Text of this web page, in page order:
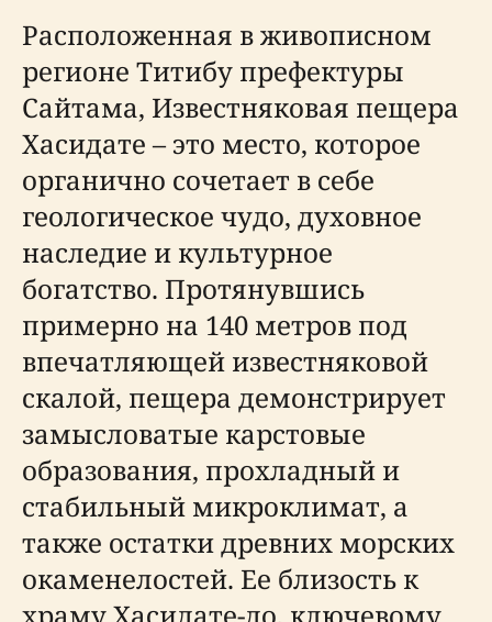
Расположенная в живописном
регионе Титибу префектуры
Сайтама, Известняковая пещера
Хасидате – это место, которое
органично сочетает в себе
геологическое чудо, духовное
наследие и культурное
богатство. Протянувшись
примерно на 140 метров под
впечатляющей известняковой
скалой, пещера демонстрирует
замысловатые карстовые
образования, прохладный и
стабильный микроклимат, а
также остатки древних морских
окаменелостей. Ее близость к